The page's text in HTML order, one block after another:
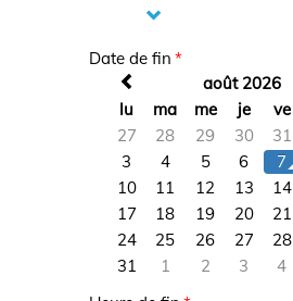

Date de fin *
 août 2026
lu ma me je ve
27
28 29 30 31
3
4 5 6 7
10
11 12 13 14
17
18 19 20 21
24
25 26 27 28
31
1 2 3 4